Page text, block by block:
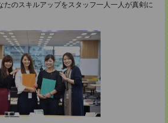
たのスキルアップをスタッフ一人一人が真剣に